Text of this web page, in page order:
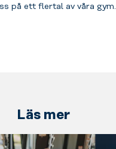
på ett flertal av våra gym.
Läs mer